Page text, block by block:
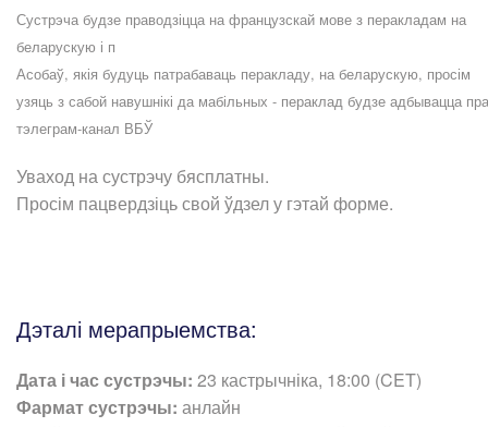
Сустрэча будзе праводзіцца на французскай мове з перакладам на
беларускую і п
Асобаў, якія будуць патрабаваць перакладу, на беларускую, просім
узяць з сабой навушнікі да мабільных - пераклад будзе адбывацца
тэлеграм-канал ВБЎ
Уваход на сустрэчу бясплатны.
Просім пацвердзіць свой ўдзел у гэтай форме.
Дэталі мерапрыемства:
Дата і час сустрэчы: 23 кастрычніка, 18:00 (CET)
Фармат сустрэчы: анлайн